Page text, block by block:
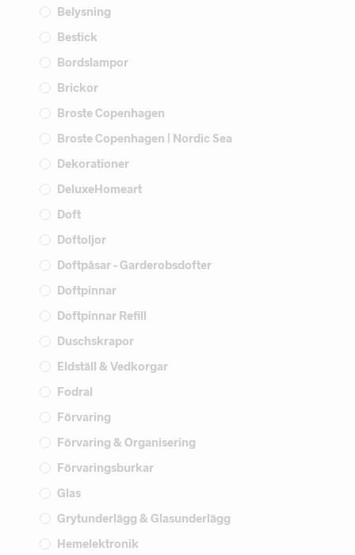
Belysning
Bestick
Bordslampor
Brickor
Broste Copenhagen
Broste Copenhagen | Nordic Sea
Dekorationer
DeluxeHomeart
Doft
Doftoljor
Doftpåsar - Garderobsdofter
Doftpinnar
Doftpinnar Refill
Duschskrapor
Eldställ & Vedkorgar
Fodral
Förvaring
Förvaring & Organisering
Förvaringsburkar
Glas
Grytunderlägg & Glasunderlägg
Hemelektronik